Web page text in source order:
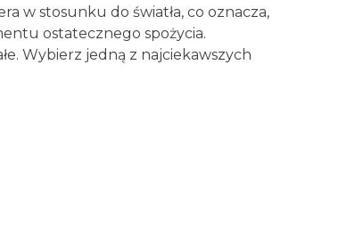
w stosunku do światła, co oznacza,
ostatecznego spożycia.
Wybierz jedną z najciekawszych